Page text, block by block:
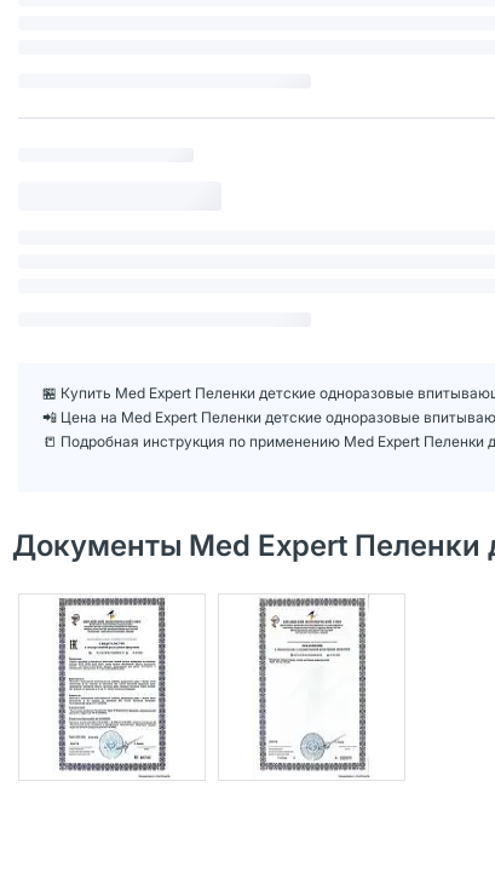
🏪 Купить Med Expert Пеленки детские одноразовые
📲 Цена на Med Expert Пеленки детские одноразовые
📒 Подробная инструкция по применению Med Expert
Документы Med Expert